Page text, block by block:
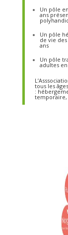
Un pôle
ans
Un pôle
de vie
ans
Un pôle
adultes
tous les
: